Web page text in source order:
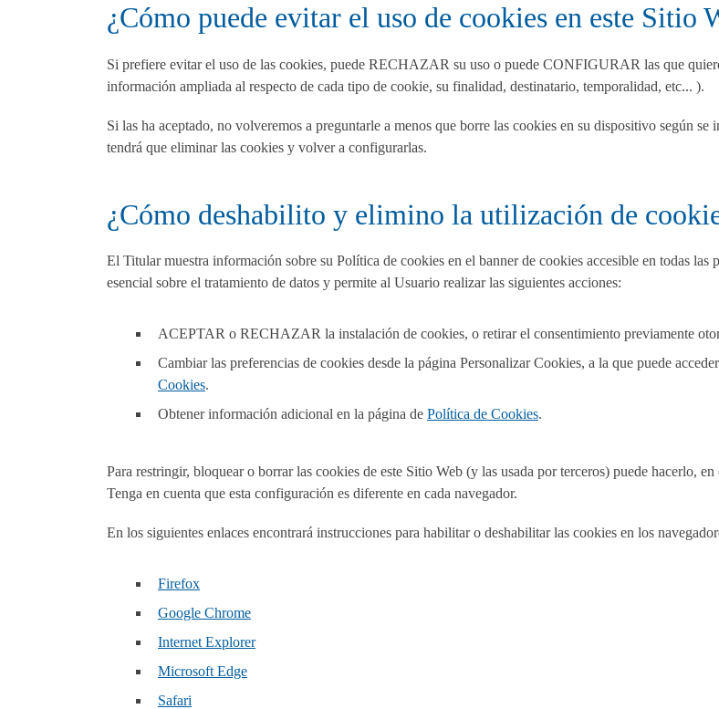
¿Cómo puede evitar el uso de cookies en este Sitio
Si prefiere evitar el uso de las cookies, puede RECHAZAR su uso o puede CONFIGURAR las que
información ampliada al respecto de cada tipo de cookie, su finalidad, destinatario, temporalidad, etc... ).
Si las ha aceptado, no volveremos a preguntarle a menos que borre las cookies en su dispositivo según
tendrá que eliminar las cookies y volver a configurarlas.
¿Cómo deshabilito y elimino la utilización de
El Titular muestra información sobre su Política de cookies en el banner de cookies accesible en todas
esencial sobre el tratamiento de datos y permite al Usuario realizar las siguientes acciones:
ACEPTAR o RECHAZAR la instalación de cookies, o retirar el consentimiento previamente
Cambiar las preferencias de cookies desde la página Personalizar Cookies, a la que puede
Cookies.
Obtener información adicional en la página de Política de Cookies.
Para restringir, bloquear o borrar las cookies de este Sitio Web (y las usada por terceros) puede hacerlo,
Tenga en cuenta que esta configuración es diferente en cada navegador.
En los siguientes enlaces encontrará instrucciones para habilitar o deshabilitar las cookies en los
Firefox
Google Chrome
Internet Explorer
Microsoft Edge
Safari